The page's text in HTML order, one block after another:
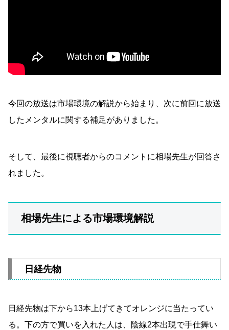
今回の放送は市場環境の解説から始まり、次に前回に放送
したメンタルに関する補足がありました。
そして、最後に視聴者からのコメントに相場先生が回答さ
れました。
相場先生による市場環境解説
日経先物
日経先物は下から13本上げてきてオレンジに当たってい
る。下の方で買いを入れた人は、陰線2本出現で手仕舞い